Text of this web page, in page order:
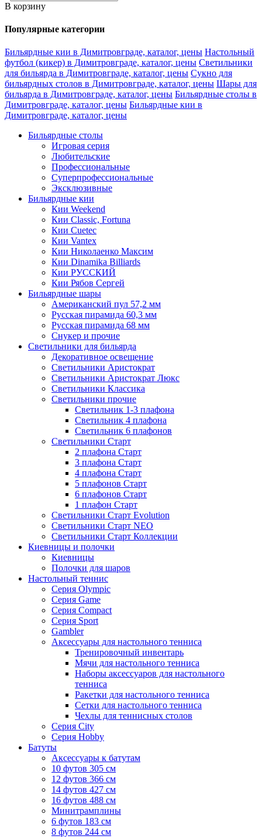
В корзину
Популярные категории
Бильярдные кии в Димитровграде, каталог, цены Настольный
футбол (кикер) в Димитровграде, каталог, цены Светильники
для бильярда в Димитровграде, каталог, цены Сукно для
бильярдных столов в Димитровграде, каталог, цены Шары для
бильярда в Димитровграде, каталог, цены Бильярдные столы в
Димитровграде, каталог, цены Бильярдные кии в
Димитровграде, каталог, цены
Бильярдные столы
Игровая серия
Любительские
Профессиональные
Суперпрофессиональные
Эксклюзивные
Бильярдные кии
Кии Weekend
Кии Classic, Fortuna
Кии Cuetec
Кии Vantex
Кии Николаенко Максим
Кии Dinamika Billiards
Кии РУССКИЙ
Кии Рябов Сергей
Бильярдные шары
Американский пул 57,2 мм
Русская пирамида 60,3 мм
Русская пирамида 68 мм
Снукер и прочие
Светильники для бильярда
Декоративное освещение
Светильники Аристократ
Светильники Аристократ Люкс
Светильники Классика
Светильники прочие
Светильник 1-3 плафона
Светильник 4 плафона
Светильник 6 плафонов
Светильники Старт
2 плафона Старт
3 плафона Старт
4 плафона Старт
5 плафонов Старт
6 плафонов Старт
1 плафон Старт
Светильники Старт Evolution
Светильники Старт NEO
Светильники Старт Коллекции
Киевницы и полочки
Киевницы
Полочки для шаров
Настольный теннис
Серия Olympic
Серия Game
Серия Compact
Серия Sport
Gambler
Аксессуары для настольного тенниса
Тренировочный инвентарь
Мячи для настольного тенниса
Наборы аксессуаров для настольного
тенниса
Ракетки для настольного тенниса
Сетки для настольного тенниса
Чехлы для теннисных столов
Серия City
Серия Hobby
Батуты
Аксессуары к батутам
10 футов 305 см
12 футов 366 см
14 футов 427 см
16 футов 488 см
Минитрамплины
6 футов 183 см
8 футов 244 см